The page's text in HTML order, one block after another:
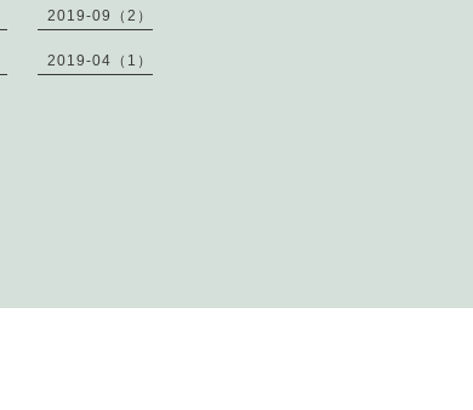
2019-09（2）
2019-04（1）